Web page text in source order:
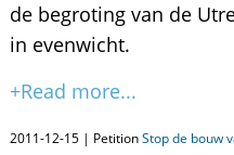
de begroting van de
in evenwicht.
+Read more...
2011-12-15 | PetitionStop de bouw